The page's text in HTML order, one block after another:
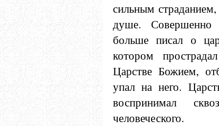
сильным
душе. Совершенно
больше писал о
котором
Царстве Божием,
упал на него.
воспринимал
человеческого.